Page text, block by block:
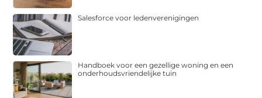
Salesforce voor ledenverenigingen
Handboek voor een gezellige woning en een
onderhoudsvriendelijke tuin